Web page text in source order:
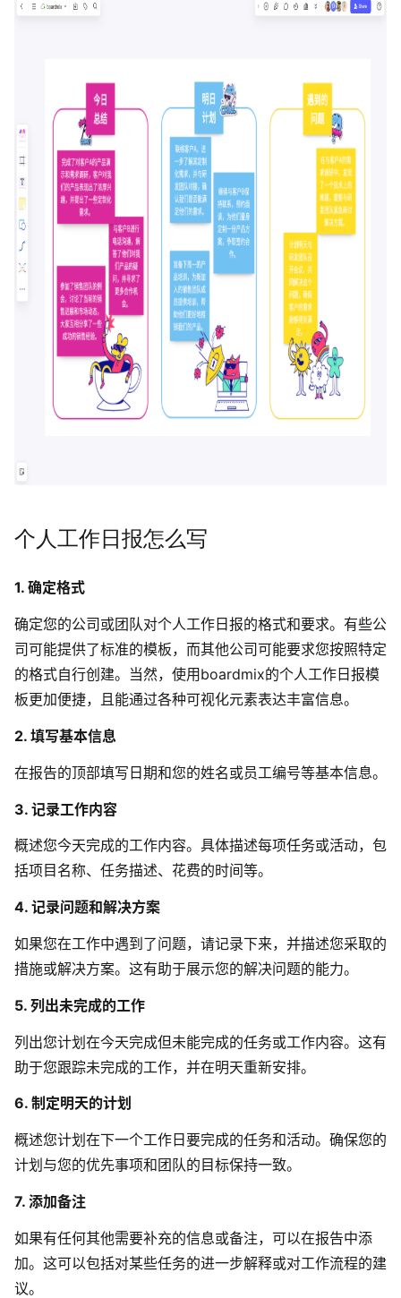
企业版申请试用
帮助中心
获取详细功能指南和技术支持
知识分享社区
探索创意灵感与高效协作技巧
个人工作日报怎么写
1. 确定格式
确定您的公司或团队对个人工作日报的格式和要求。有些公
司可能提供了标准的模板，而其他公司可能要求您按照特定
的格式自行创建。当然，使用boardmix的个人工作日报模
板更加便捷，且能通过各种可视化元素表达丰富信息。
2. 填写基本信息
在报告的顶部填写日期和您的姓名或员工编号等基本信息。
3. 记录工作内容
概述您今天完成的工作内容。具体描述每项任务或活动，包
括项目名称、任务描述、花费的时间等。
4. 记录问题和解决方案
如果您在工作中遇到了问题，请记录下来，并描述您采取的
措施或解决方案。这有助于展示您的解决问题的能力。
5. 列出未完成的工作
列出您计划在今天完成但未能完成的任务或工作内容。这有
助于您跟踪未完成的工作，并在明天重新安排。
6. 制定明天的计划
概述您计划在下一个工作日要完成的任务和活动。确保您的
计划与您的优先事项和团队的目标保持一致。
7. 添加备注
如果有任何其他需要补充的信息或备注，可以在报告中添
加。这可以包括对某些任务的进一步解释或对工作流程的建
议。